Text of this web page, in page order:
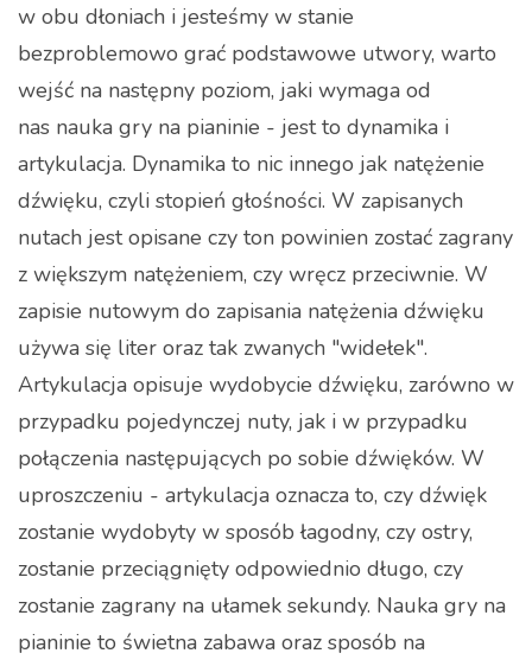
w obu dłoniach i jesteśmy w stanie
bezproblemowo grać podstawowe utwory, warto
wejść na następny poziom, jaki wymaga od
nas nauka gry na pianinie - jest to dynamika i
artykulacja. Dynamika to nic innego jak natężenie
dźwięku, czyli stopień głośności. W zapisanych
nutach jest opisane czy ton powinien zostać zagrany
z większym natężeniem, czy wręcz przeciwnie. W
zapisie nutowym do zapisania natężenia dźwięku
używa się liter oraz tak zwanych "widełek".
Artykulacja opisuje wydobycie dźwięku, zarówno w
przypadku pojedynczej nuty, jak i w przypadku
połączenia następujących po sobie dźwięków. W
uproszczeniu - artykulacja oznacza to, czy dźwięk
zostanie wydobyty w sposób łagodny, czy ostry,
zostanie przeciągnięty odpowiednio długo, czy
zostanie zagrany na ułamek sekundy. Nauka gry na
pianinie to świetna zabawa oraz sposób na